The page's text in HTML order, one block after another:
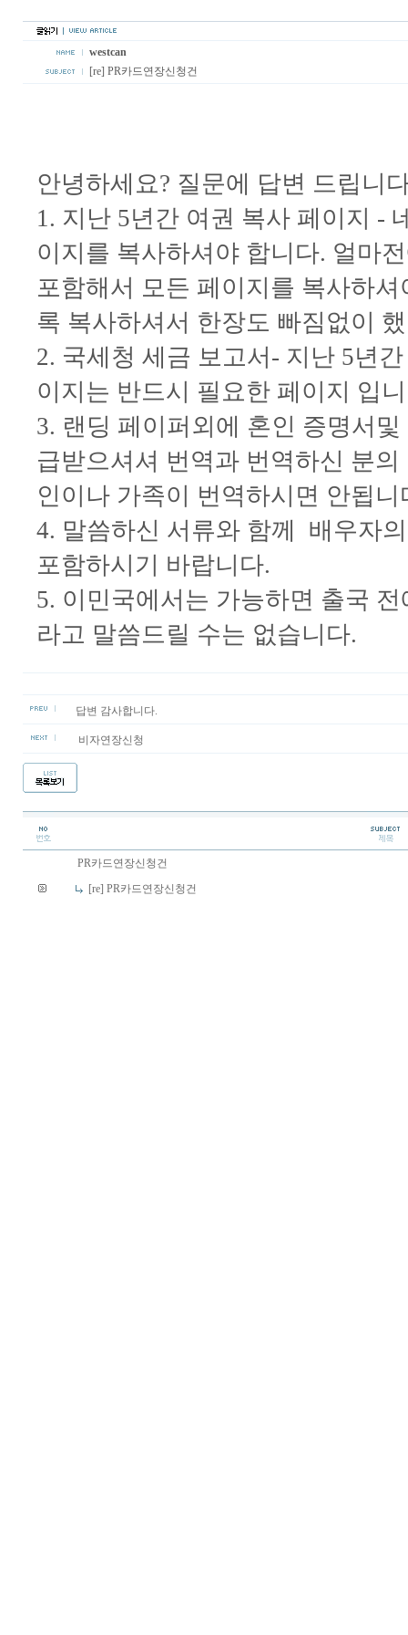
westcan
[re] PR카드연장신청건
안녕하세요? 질문에 답변 드립니
1. 지난 5년간 여권 복사 페이지 -
이지를 복사하셔야 합니다. 얼마
포함해서 모든 페이지를 복사하
록 복사하셔서 한장도 빠짐없이
2. 국세청 세금 보고서- 지난 5년
이지는 반드시 필요한 페이지 입
3. 랜딩 페이퍼외에 혼인 증명서
급받으셔셔 번역과 번역하신 분
인이나 가족이 번역하시면 안됩
4. 말씀하신 서류와 함께 배우자
포함하시기 바랍니다.
5. 이민국에서는 가능하면 출국
라고 말씀드릴 수는 없습니다.
답변 감사합니다.
비자연장신청
PR카드연장신청건
[re] PR카드연장신청건